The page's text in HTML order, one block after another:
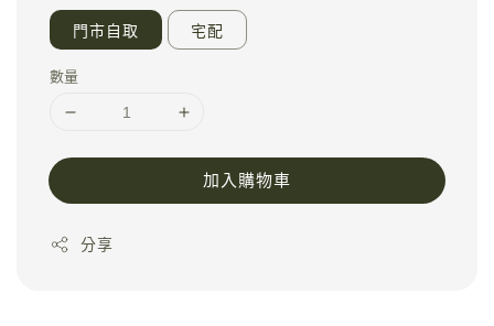
門市自取 宅配
數量
加入購物車
分享